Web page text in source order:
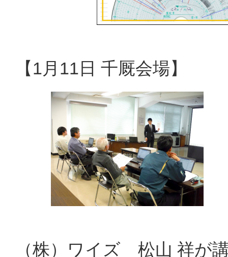
【1月11日 千厩会場】
（株）ワイズ 松山 祥が